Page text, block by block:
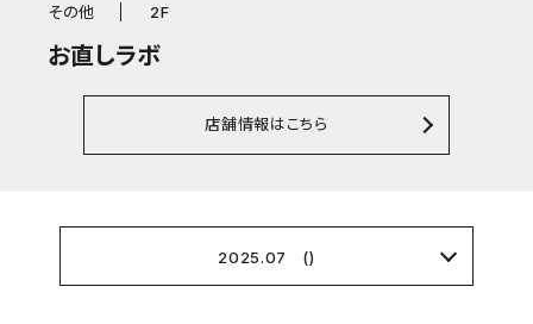
その他 2F
お直しラボ
店舗情報はこちら
2025.07 ()